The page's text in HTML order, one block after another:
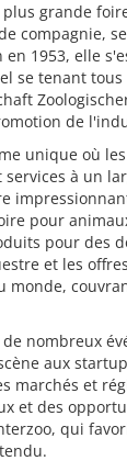
grande
compagnie,
1953, elle
se tenant
de
unique où
à un
pour
pour des
et les
monde,
nombreux
aux
marchés et
et des
qui